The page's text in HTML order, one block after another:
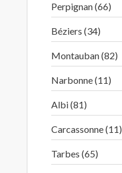
Perpignan (66)
Béziers (34)
Montauban (82)
Narbonne (11)
Albi (81)
Carcassonne (11)
Tarbes (65)